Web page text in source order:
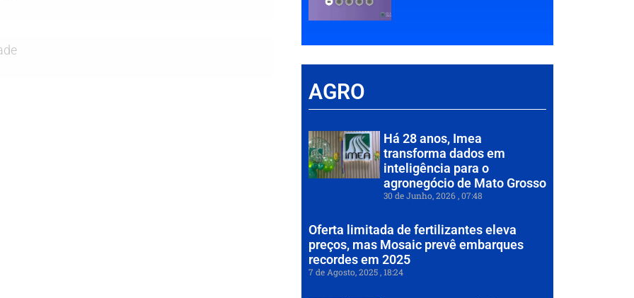
AGRO
Há 28 anos, Imea
transforma dados em
inteligência para o
agronegócio de Mato Grosso
30 de Junho, 2026 07:48
Oferta limitada de fertilizantes eleva
preços, mas Mosaic prevê embarques
recordes em 2025
7 de Agosto, 2025 18:24